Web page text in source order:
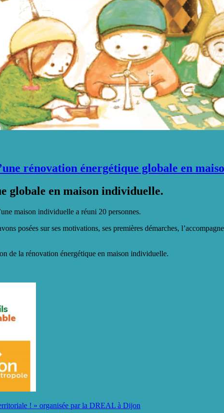
rénovation énergétique globale en
globale en maison individuelle.
maison individuelle a réuni 20 personnes.
posées sur ses motivations, ses premières démarches,
de la rénovation énergétique en maison individuelle.
! » organisée par la DREAL à Dijon